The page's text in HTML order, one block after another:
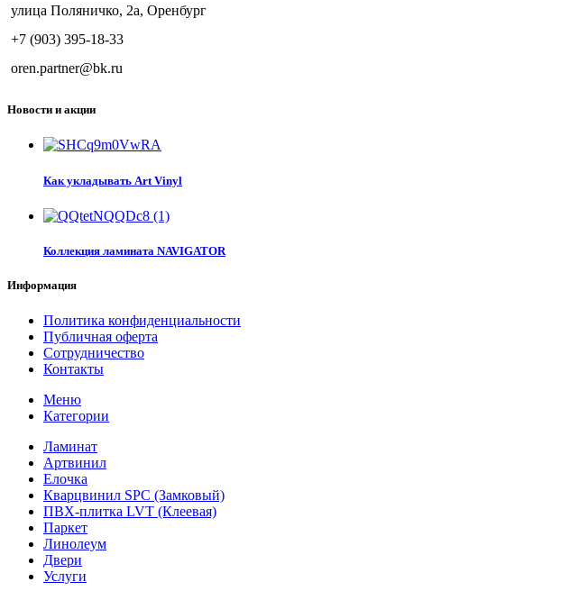
улица Поляничко, 2а, Оренбург
+7 (903) 395-18-33
oren.partner@bk.ru
Новости и акции
Как укладывать Art Vinyl
Коллекция ламината NAVIGATOR
Информация
Политика конфиденциальности
Публичная оферта
Сотрудничество
Контакты
Меню
Категории
Ламинат
Артвинил
Елочка
Кварцвинил SPC (Замковый)
ПВХ-плитка LVT (Клеевая)
Паркет
Линолеум
Двери
Услуги